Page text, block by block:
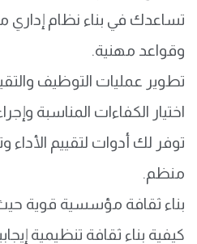
تساعدك في بناء نظام إداري
وقواعد مهنية.
تطوير عمليات التوظيف
اختيار الكفاءات المناسبة
توفر لك أدوات لتقييم الأداء
منظم.
بناء ثقافة مؤسسية قوية
كيفية بناء ثقافة تنظيمية